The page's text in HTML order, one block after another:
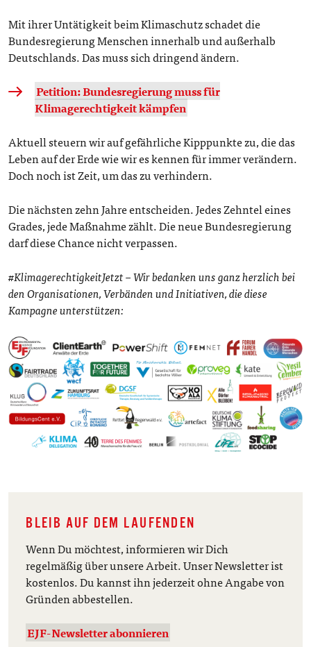
Mit ihrer Untätigkeit beim Klimaschutz schadet die
Bundesregierung Menschen innerhalb und außerhalb
Deutschlands. Das muss sich dringend ändern.
Petition: Bundesregierung muss für
Klimagerechtigkeit kämpfen
Aktuell steuern wir auf gefährliche Kipppunkte zu, die das
Leben auf der Erde wie wir es kennen für immer verändern.
Doch noch ist Zeit, um das zu verhindern.
Die nächsten zehn Jahre entscheiden. Jedes Zehntel eines
Grades, jede Maßnahme zählt. Die neue Bundesregierung
darf diese Chance nicht verpassen.
#KlimagerechtigkeitJetzt – Wir bedanken uns ganz herzlich bei
den Organisationen, Verbänden und Initiativen, die diese
Kampagne unterstützen:
BLEIB AUF DEM LAUFENDEN
Wenn Du möchtest, informieren wir Dich
regelmäßig über unsere Arbeit. Unser Newsletter ist
kostenlos. Du kannst ihn jederzeit ohne Angabe von
Gründen abbestellen.
EJF-Newsletter abonnieren